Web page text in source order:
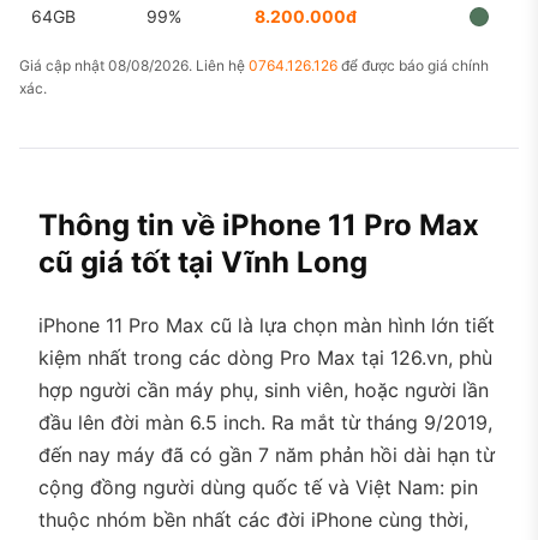
64GB 99% 8.200.000đ
Giá cập nhật 08/08/2026. Liên hệ 0764.126.126 để được báo giá chính
xác.
Thông tin về iPhone 11 Pro Max
cũ giá tốt tại Vĩnh Long
iPhone 11 Pro Max cũ là lựa chọn màn hình lớn tiết
kiệm nhất trong các dòng Pro Max tại 126.vn, phù
hợp người cần máy phụ, sinh viên, hoặc người lần
đầu lên đời màn 6.5 inch. Ra mắt từ tháng 9/2019,
đến nay máy đã có gần 7 năm phản hồi dài hạn từ
cộng đồng người dùng quốc tế và Việt Nam: pin
thuộc nhóm bền nhất các đời iPhone cùng thời,